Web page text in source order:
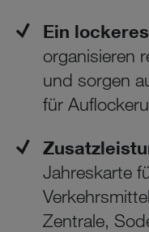
Ein
organisieren
und sorgen
für
Jahreskarte
Zentrale,